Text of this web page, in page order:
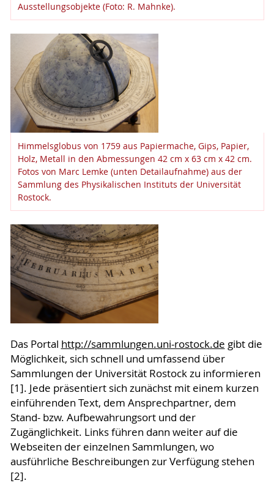
Ausstellungsobjekte (Foto: R. Mahnke).
Himmelsglobus von 1759 aus Papiermache, Gips, Papier,
Holz, Metall in den Abmessungen 42 cm x 63 cm x 42 cm.
Fotos von Marc Lemke (unten Detailaufnahme) aus der
Sammlung des Physikalischen Instituts der Universität
Rostock.
Das Portal http://sammlungen.uni-rostock.de gibt die
Möglichkeit, sich schnell und umfassend über
Sammlungen der Universität Rostock zu informieren
[1]. Jede präsentiert sich zunächst mit einem kurzen
einführenden Text, dem Ansprechpartner, dem
Stand- bzw. Aufbewahrungsort und der
Zugänglichkeit. Links führen dann weiter auf die
Webseiten der einzelnen Sammlungen, wo
ausführliche Beschreibungen zur Verfügung stehen
[2].